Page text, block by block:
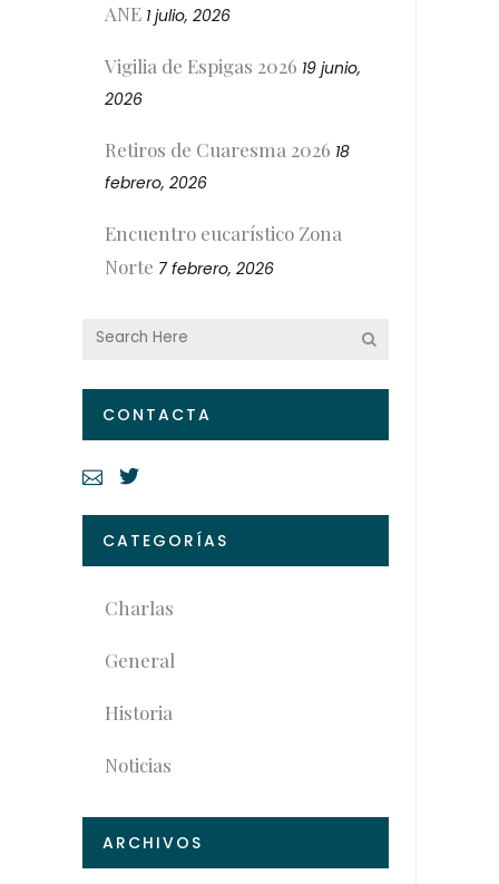
ANE 1 julio, 2026
Vigilia de Espigas 2026 19 junio,
2026
Retiros de Cuaresma 2026 18
febrero, 2026
Encuentro eucarístico Zona
Norte 7 febrero, 2026
CONTACTA
CATEGORÍAS
Charlas
General
Historia
Noticias
ARCHIVOS